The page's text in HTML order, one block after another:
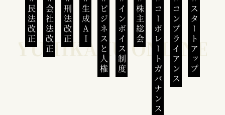
民法改正 会社法改正 刑法改正 生成AI ビジネスと人権インボイス制度 株主総会 コーポレートガバナンスコンプライアンススタートアップ